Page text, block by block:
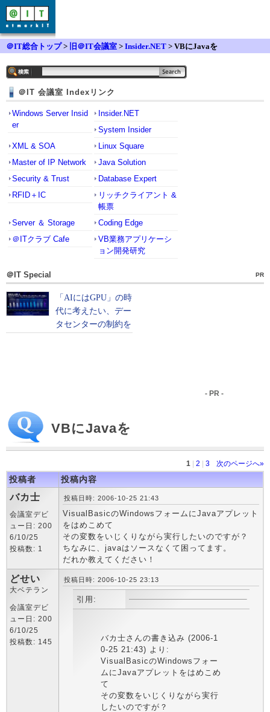
＠IT総合トップ> 旧＠IT会議室 > Insider.NET > VBにJavaを
＠IT 会議室 Indexリンク
Windows Server Insid
er
Insider.NET
System Insider
XML & SOA
Linux Square
Master of IP Network
Java Solution
Security & Trust
Database Expert
RFID＋IC
リッチクライアント &
帳票
Server ＆ Storage
Coding Edge
＠ITクラブ Cafe
VB業務アプリケーシ
ョン開発研究
＠IT Special PR
- PR -
VBにJavaを
1 2 3 次のページへ»
投稿者 投稿内容
バカ士
会議室デビ
ュー日: 200
6/10/25
投稿数: 1
投稿日時: 2006-10-25 21:43
VisualBasicのWindowsフォームにJavaアプレット
をはめこめて
その変数をいじくりながら実行したいのですが？
ちなみに、javaはソースなくて困ってます。
だれか教えてください！
どせい
大ベテラン
会議室デビ
ュー日: 200
6/10/25
投稿数: 145
投稿日時: 2006-10-25 23:13
引用:
バカ士さんの書き込み (2006-1
0-25 21:43) より:
VisualBasicのWindowsフォー
ムにJavaアプレットをはめこめ
て
その変数をいじくりながら実行
したいのですが？